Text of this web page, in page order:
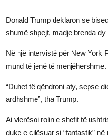
SPORT
SHENDETI
JETA
Gallery
Shqip
Donald Trump deklaron se
shumë shpejt, madje brenda dy
Në një intervistë për New York
mund të jenë të menjëhershme.
“Duhet të qëndroni aty, sepse
ardhshme”, tha Trump.
Ai vlerësoi rolin e shefit të
duke e cilësuar si “fantastik”